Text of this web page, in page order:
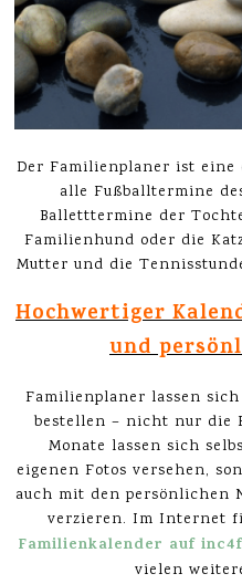
Der Familienplaner ist eine
alle Fußballtermine
Balletttermine der
Familienhund oder die
Mutter und die
Hochwertiger
und
Familienplaner lassen
bestellen – nicht nur die
Monate lassen sich
eigenen Fotos versehen,
auch mit den persönlichen
verzieren. Im Internet
Familienkalender auf
vielen